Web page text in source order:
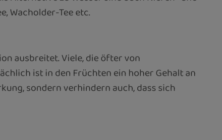
Wacholder-Tee etc.
ausbreitet. Viele, die öfter von
ist in den Früchten ein hoher Gehalt an
sondern verhindern auch, dass sich